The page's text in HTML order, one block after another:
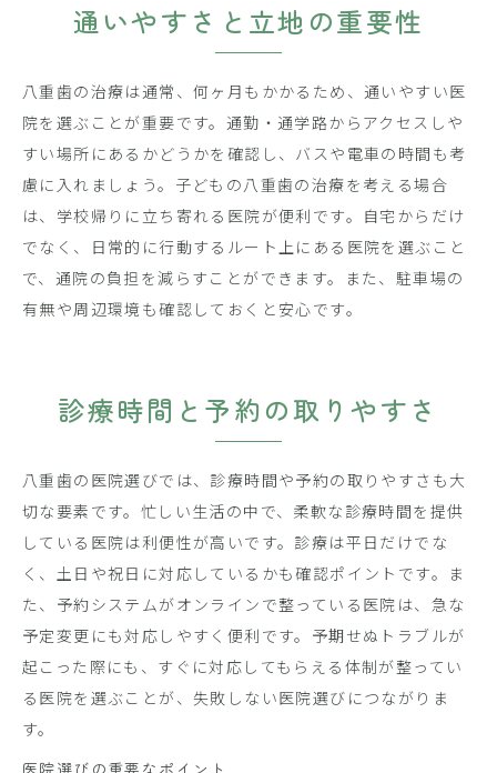
通いやすさと立地の重要性
八重歯の治療は通常、何ヶ月もかかるため、通いやすい医
院を選ぶことが重要です。通勤・通学路からアクセスしや
すい場所にあるかどうかを確認し、バスや電車の時間も考
慮に入れましょう。子どもの八重歯の治療を考える場合
は、学校帰りに立ち寄れる医院が便利です。自宅からだけ
でなく、日常的に行動するルート上にある医院を選ぶこと
で、通院の負担を減らすことができます。また、駐車場の
有無や周辺環境も確認しておくと安心です。
診療時間と予約の取りやすさ
八重歯の医院選びでは、診療時間や予約の取りやすさも大
切な要素です。忙しい生活の中で、柔軟な診療時間を提供
している医院は利便性が高いです。診療は平日だけでな
く、土日や祝日に対応しているかも確認ポイントです。ま
た、予約システムがオンラインで整っている医院は、急な
予定変更にも対応しやすく便利です。予期せぬトラブルが
起こった際にも、すぐに対応してもらえる体制が整ってい
る医院を選ぶことが、失敗しない医院選びにつながりま
す。
医院選びの重要なポイント